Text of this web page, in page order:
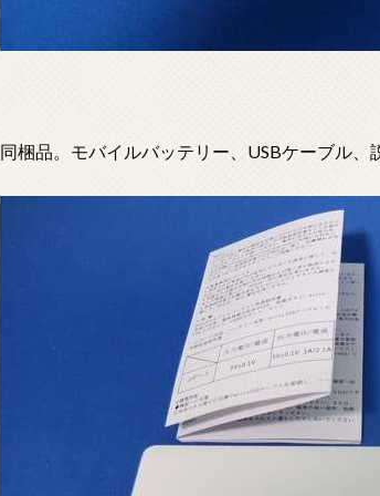
同梱品。モバイルバッテリー、USBケーブル、